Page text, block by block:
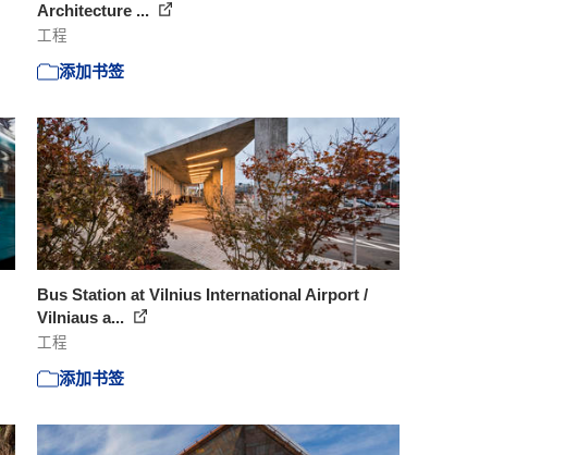
Architecture ...
工程
添加书签
Bus Station at Vilnius International Airport /
Vilniaus a...
工程
添加书签